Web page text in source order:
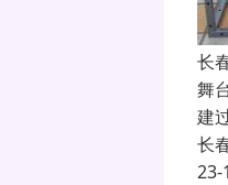
长
舞
建
长
23-